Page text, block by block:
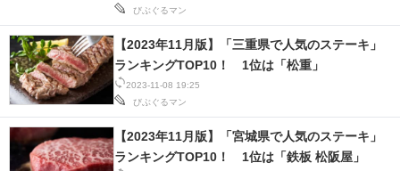
びぶぐるマン
2023-11-08 19:25
びぶぐるマン
【2023年11月版】「三重県で人気のステーキ」
ランキングTOP10！ 1位は「松重」
【2023年11月版】「宮城県で人気のステーキ」
ランキングTOP10！ 1位は「鉄板 松阪屋」